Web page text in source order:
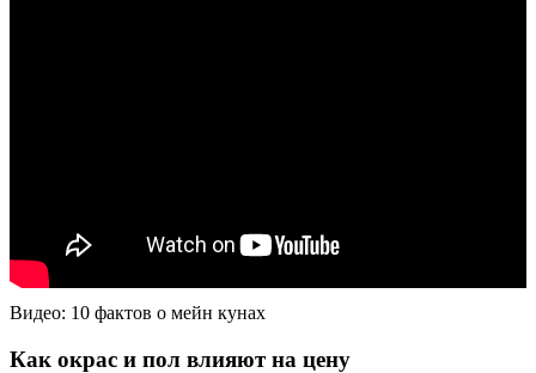
Видео: 10 фактов о мейн кунах
Как окрас и пол влияют на цену